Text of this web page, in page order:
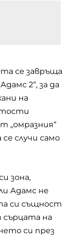
се завръща
2“, за да
на
„омразния“
случи само
зона,
Адамс не
си същност
сърцата на
си през